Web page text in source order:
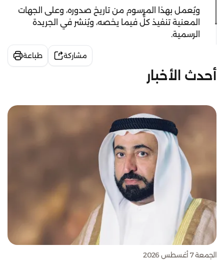
ويُعمل بهذا المرسوم من تاريخ صدوره، وعلى الجهات
المعنية تنفيذ كلٌّ فيما يخصه، ويُنشر في الجريدة
الرسمية.
مشاركة طباعة
أحدث الأخبار
الجمعة 7 أغسطس 2026